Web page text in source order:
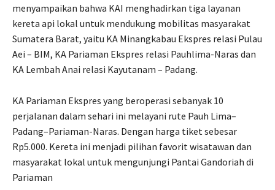
menyampaikan bahwa KAI menghadirkan tiga layanan
kereta api lokal untuk mendukung mobilitas masyarakat
Sumatera Barat, yaitu KA Minangkabau Ekspres relasi Pulau
Aei – BIM, KA Pariaman Ekspres relasi Pauhlima-Naras dan
KA Lembah Anai relasi Kayutanam – Padang.
KA Pariaman Ekspres yang beroperasi sebanyak 10
perjalanan dalam sehari ini melayani rute Pauh Lima–
Padang–Pariaman-Naras. Dengan harga tiket sebesar
Rp5.000. Kereta ini menjadi pilihan favorit wisatawan dan
masyarakat lokal untuk mengunjungi Pantai Gandoriah di
Pariaman